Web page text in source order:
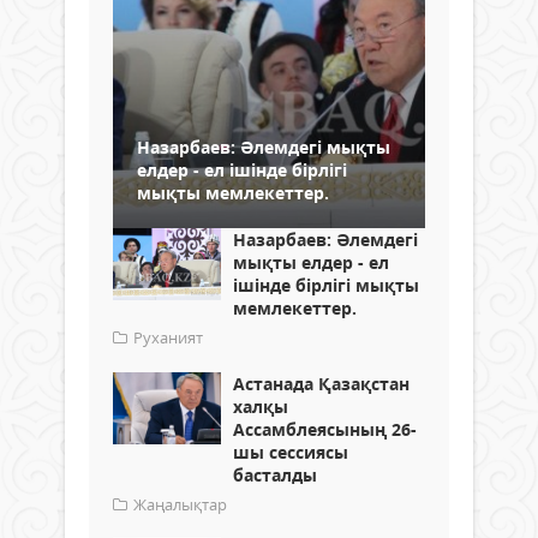
Назарбаев: Әлемдегi мықты
елдер - ел iшiнде бiрлiгi
мықты мемлекеттер.
Назарбаев: Әлемдегi
мықты елдер - ел
iшiнде бiрлiгi мықты
мемлекеттер.
Руханият
Астанада Қазақстан
халқы
Ассамблеясының 26-
шы сессиясы
басталды
Жаңалықтар